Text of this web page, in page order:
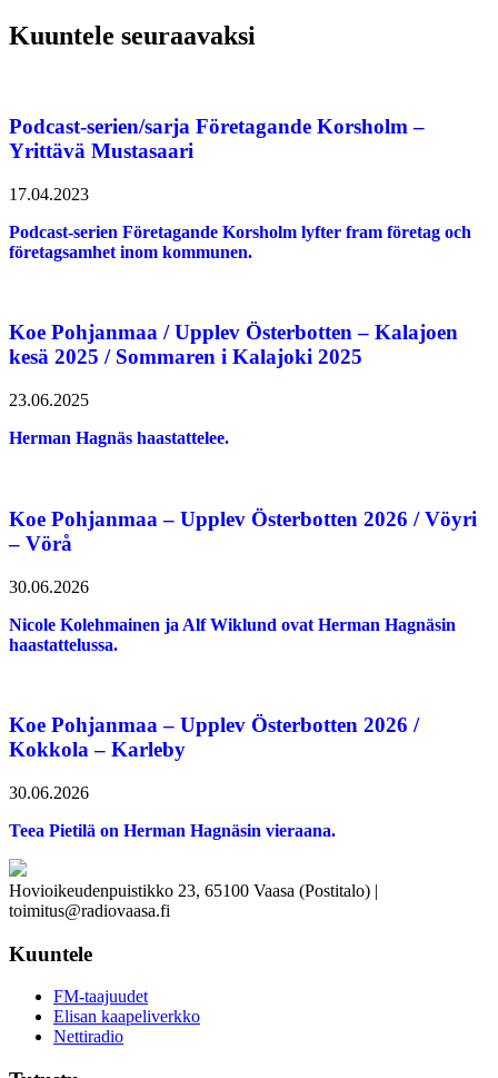
Kuuntele seuraavaksi
Podcast-serien/sarja Företagande Korsholm –
Yrittävä Mustasaari
17.04.2023
Podcast-serien Företagande Korsholm lyfter fram företag och
företagsamhet inom kommunen.
Koe Pohjanmaa / Upplev Österbotten – Kalajoen
kesä 2025 / Sommaren i Kalajoki 2025
23.06.2025
Herman Hagnäs haastattelee.
Koe Pohjanmaa – Upplev Österbotten 2026 / Vöyri
– Vörå
30.06.2026
Nicole Kolehmainen ja Alf Wiklund ovat Herman Hagnäsin
haastattelussa.
Koe Pohjanmaa – Upplev Österbotten 2026 /
Kokkola – Karleby
30.06.2026
Teea Pietilä on Herman Hagnäsin vieraana.
Hovioikeudenpuistikko 23, 65100 Vaasa (Postitalo) |
toimitus@radiovaasa.fi
Kuuntele
FM-taajuudet
Elisan kaapeliverkko
Nettiradio